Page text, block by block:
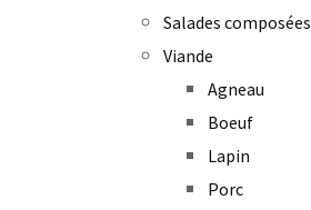
Salades composées
Viande
Agneau
Boeuf
Lapin
Porc